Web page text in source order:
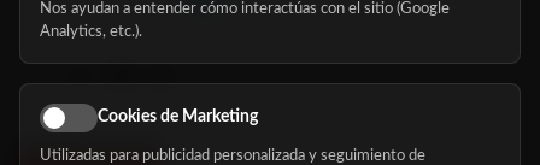
Síguenos
Nos ayudan a entender cómo interactúas con el sitio (Google
Analytics, etc.).
Cookies de Marketing
Utilizadas para publicidad personalizada y seguimiento de